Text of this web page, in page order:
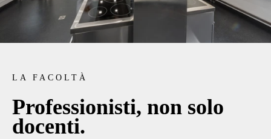
LA FACOLTÀ
Professionisti, non solo
docenti.